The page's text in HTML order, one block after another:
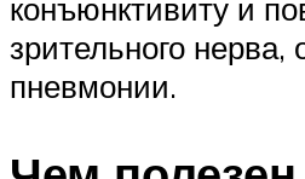
конъюнктивиту и
зрительного нерва,
пневмонии.